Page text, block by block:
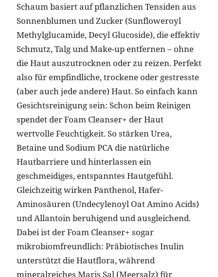
Schaum basiert auf pflanzlichen Tensiden aus
Sonnenblumen und Zucker (Sunfloweroyl
Methylglucamide, Decyl Glucoside), die effektiv
Schmutz, Talg und Make-up entfernen – ohne
die Haut auszutrocknen oder zu reizen. Perfekt
also für empfindliche, trockene oder gestresste
(aber auch jede andere) Haut. So einfach kann
Gesichtsreinigung sein: Schon beim Reinigen
spendet der Foam Cleanser+ der Haut
wertvolle Feuchtigkeit. So stärken Urea,
Betaine und Sodium PCA die natürliche
Hautbarriere und hinterlassen ein
geschmeidiges, entspanntes Hautgefühl.
Gleichzeitig wirken Panthenol, Hafer-
Aminosäuren (Undecylenoyl Oat Amino Acids)
und Allantoin beruhigend und ausgleichend.
Dabei ist der Foam Cleanser+ sogar
mikrobiomfreundlich: Präbiotisches Inulin
unterstützt die Hautflora, während
mineralreiches Maris Sal (Meersalz) für